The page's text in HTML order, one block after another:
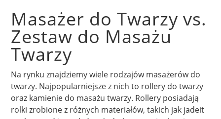
Masażer do Twarzy vs.
Zestaw do Masażu
Twarzy
Na rynku znajdziemy wiele rodzajów masażerów do
twarzy. Najpopularniejsze z nich to rollery do twarzy
oraz kamienie do masażu twarzy. Rollery posiadają
rolki zrobione z różnych materiałów, takich jak jadeit